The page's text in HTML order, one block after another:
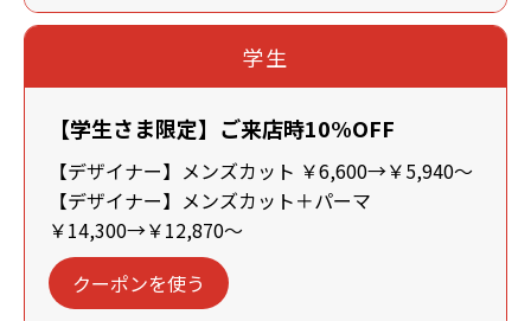
学生
【学生さま限定】ご来店時10%OFF
【デザイナー】メンズカット ￥6,600→￥5,940～
【デザイナー】メンズカット＋パーマ
￥14,300→￥12,870～
クーポンを使う